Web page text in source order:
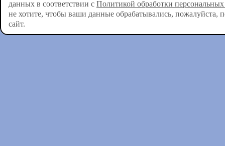
данных в соответствии с Политикой обработки
не хотите, чтобы ваши данные обрабатывались, пожалуйста,
сайт.